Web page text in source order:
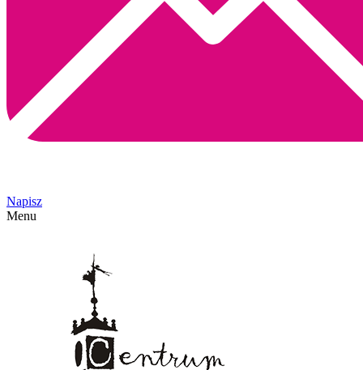
Napisz
Menu